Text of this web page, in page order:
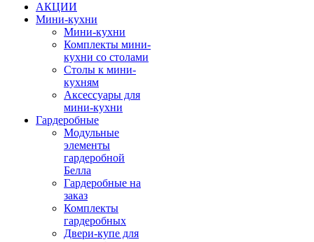
АКЦИИ
Мини-кухни
Мини-кухни
Комплекты мини-
кухни со столами
Столы к мини-
кухням
Аксессуары для
мини-кухни
Гардеробные
Модульные
элементы
гардеробной
Белла
Гардеробные на
заказ
Комплекты
гардеробных
Двери-купе для